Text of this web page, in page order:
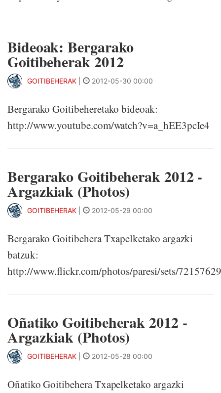
Bideoak: Bergarako
Goitibeherak 2012
GOITIBEHERAK 2012-05-30 00:00
Bergarako Goitibeheretako bideoak:
http://www.youtube.com/watch?v=a_hEE3pcIe4
Bergarako Goitibeherak 2012 -
Argazkiak (Photos)
GOITIBEHERAK 2012-05-29 00:00
Bergarako Goitibehera Txapelketako argazki
batzuk:
http://www.flickr.com/photos/paresi/sets/
Oñatiko Goitibeherak 2012 -
Argazkiak (Photos)
GOITIBEHERAK 2012-05-28 00:00
Oñatiko Goitibehera Txapelketako argazki